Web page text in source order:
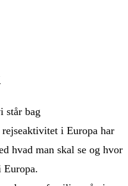
står bag
i Europa har
hvad man skal se og hvor